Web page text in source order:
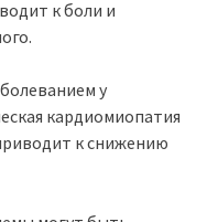
к боли и
у
кардиомиопатия
к снижению